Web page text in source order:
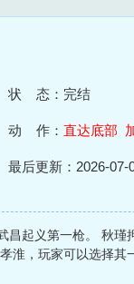
状 态：完结
动 作： 直达底部
最后更新：2026-07-
起义第一枪。 秋
淮，玩家可以选择